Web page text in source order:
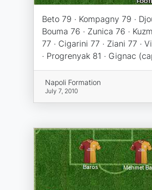
Beto 79 · Kompagny 79 ·
Bouma 76 · Zunica 76 ·
77 · Cigarini 77 · Ziani 77 ·
· Progrenyak 81 · Gignac
Napoli Formation
July 7, 2010